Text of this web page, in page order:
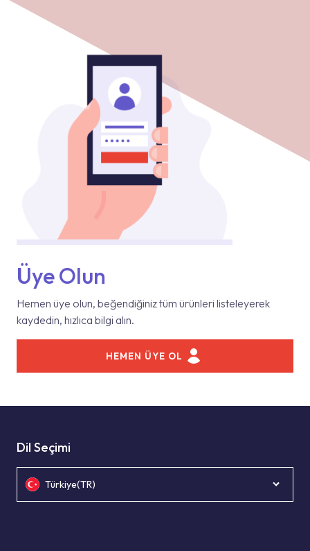
Üye Olun
Hemen üye olun, beğendiğiniz tüm ürünleri listeleyerek
kaydedin, hızlıca bilgi alın.
HEMEN ÜYE OL
Dil Seçimi
Türkiye(TR)